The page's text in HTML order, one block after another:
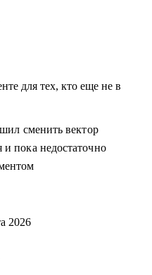
для тех, кто еще не в
сменить вектор
и пока недостаточно
2026